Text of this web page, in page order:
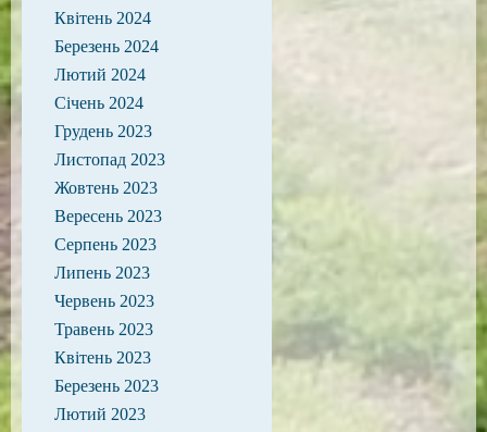
Квітень 2024
Березень 2024
Лютий 2024
Січень 2024
Грудень 2023
Листопад 2023
Жовтень 2023
Вересень 2023
Серпень 2023
Липень 2023
Червень 2023
Травень 2023
Квітень 2023
Березень 2023
Лютий 2023